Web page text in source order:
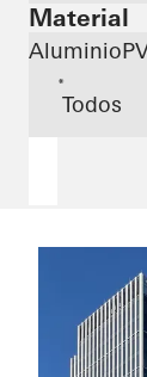
Material
Aluminio
*